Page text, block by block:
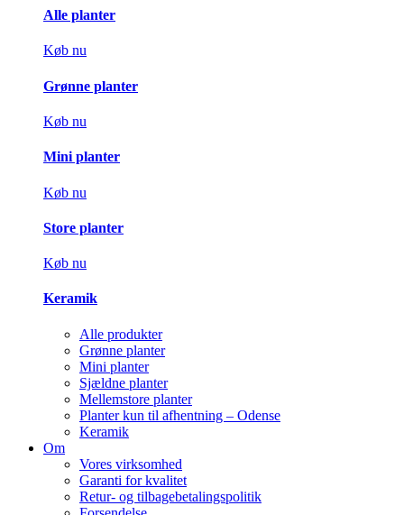
Alle planter
Køb nu
Grønne planter
Køb nu
Mini planter
Køb nu
Store planter
Køb nu
Keramik
Alle produkter
Grønne planter
Mini planter
Sjældne planter
Mellemstore planter
Planter kun til afhentning – Odense
Keramik
Om
Vores virksomhed
Garanti for kvalitet
Retur- og tilbagebetalingspolitik